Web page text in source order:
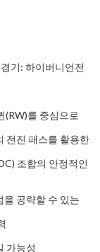
기: 하이버니언전
(RW)를 중심으로
전진 패스를 활용한
조합의 안정적인
을 공략할 수 있는
가능성